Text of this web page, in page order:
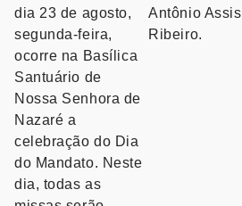
dia 23 de agosto,
segunda-feira,
ocorre na Basílica
Santuário de
Nossa Senhora de
Nazaré a
celebração do Dia
do Mandato. Neste
dia, todas as
Antônio Assis
Ribeiro.